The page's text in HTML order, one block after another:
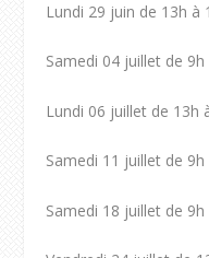
Lundi 29 juin de 13h à
Samedi 04 juillet de 9h
Lundi 06 juillet de 13h
Samedi 11 juillet de 9h
Samedi 18 juillet de 9h